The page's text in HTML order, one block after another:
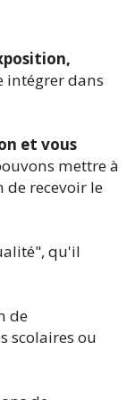
intégrer dans
et vous
mettre à
de recevoir le
qu'il
de
scolaires ou